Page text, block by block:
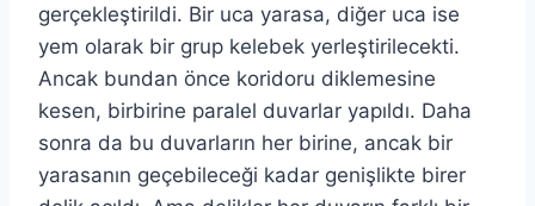
gerçekleştirildi. Bir uca yarasa, diğer uca ise
yem olarak bir grup kelebek yerleştirilecekti.
Ancak bundan önce koridoru diklemesine
kesen, birbirine paralel duvarlar yapıldı. Daha
sonra da bu duvarların her birine, ancak bir
yarasanın geçebileceği kadar genişlikte birer